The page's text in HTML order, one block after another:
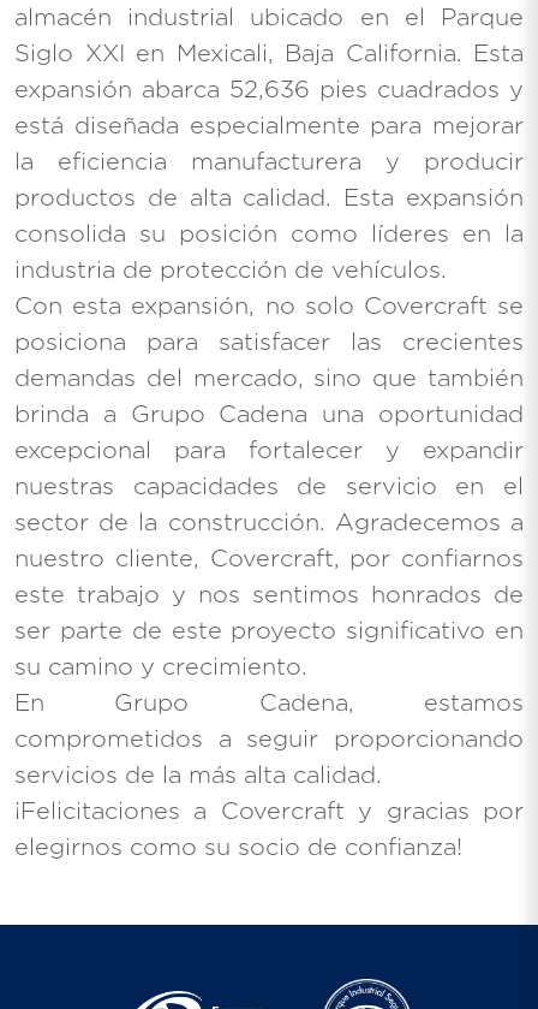
almacén industrial ubicado en el Parque
Siglo XXI en Mexicali, Baja California. Esta
expansión abarca 52,636 pies cuadrados y
está diseñada especialmente para mejorar
la eficiencia manufacturera y producir
productos de alta calidad. Esta expansión
consolida su posición como líderes en la
industria de protección de vehículos.
Con esta expansión, no solo Covercraft se
posiciona para satisfacer las crecientes
demandas del mercado, sino que también
brinda a Grupo Cadena una oportunidad
excepcional para fortalecer y expandir
nuestras capacidades de servicio en el
sector de la construcción. Agradecemos a
nuestro cliente, Covercraft, por confiarnos
este trabajo y nos sentimos honrados de
ser parte de este proyecto significativo en
su camino y crecimiento.
En Grupo Cadena, estamos
comprometidos a seguir proporcionando
servicios de la más alta calidad.
¡Felicitaciones a Covercraft y gracias por
elegirnos como su socio de confianza!